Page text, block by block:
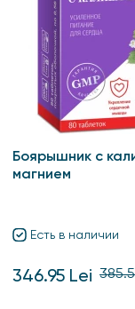
Боярышник с
магнием
Есть в наличии
346.95 Lei